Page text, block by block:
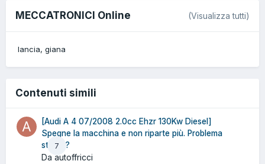
MECCATRONICI Online (Visualizza tutti)
lancia giana
Contenuti simili
7
[Audi A 4 07/2008 2.0cc Ehzr 130Kw Diesel]
Spegne la macchina e non riparte più. Problema
sterzo?
Da autoffricci